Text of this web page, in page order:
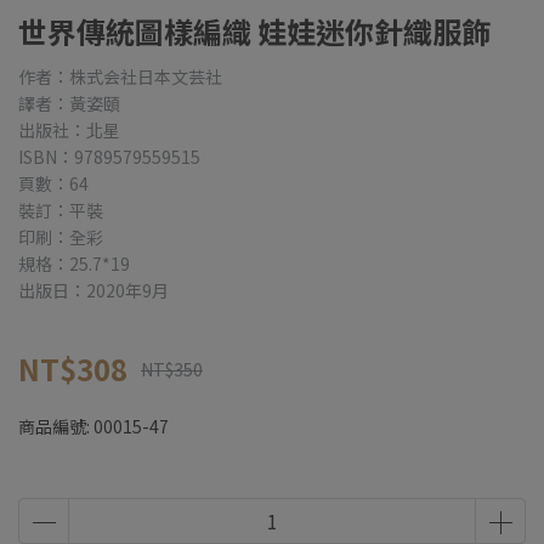
世界傳統圖樣編織 娃娃迷你針織服飾
作者：株式会社日本文芸社
譯者：黃姿頤
出版社：北星
ISBN：9789579559515
頁數：64
裝訂：平裝
印刷：全彩
規格：25.7*19
出版日：2020年9月
NT$308 NT$350
商品編號: 00015-47